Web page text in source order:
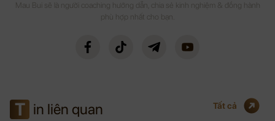
Mau Bui sẽ là người coaching hướng dẫn, chia sẻ kinh nghiệm & đồng hành
phù hợp nhất cho bạn.
T in liên quan Tất cả